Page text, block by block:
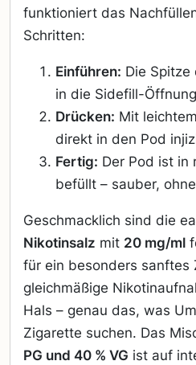
funktioniert das
Schritten:
Einführen: Die Spitze
in die Sidefill-
Drücken: Mit
direkt in den Pod
Fertig: Der Pod ist in
befüllt – sauber,
Geschmacklich sind die
Nikotinsalz mit 20 mg/ml
für ein besonders sanftes
gleichmäßige
Hals – genau das, was
Zigarette suchen. Das
PG und 40 % VG ist auf